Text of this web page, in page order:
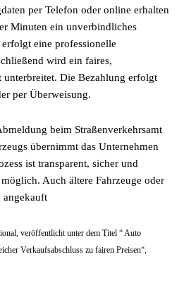
per Telefon oder online erhalten
Minuten ein unverbindliches
eine professionelle
wird ein faires,
Die Bezahlung erfolgt
per Überweisung.
beim Straßenverkehrsamt
übernimmt das Unternehmen
ist transparent, sicher und
Auch ältere Fahrzeuge oder
angekauft
veröffentlicht unter dem Titel “ Auto
Verkaufsabschluss zu fairen Preisen“,